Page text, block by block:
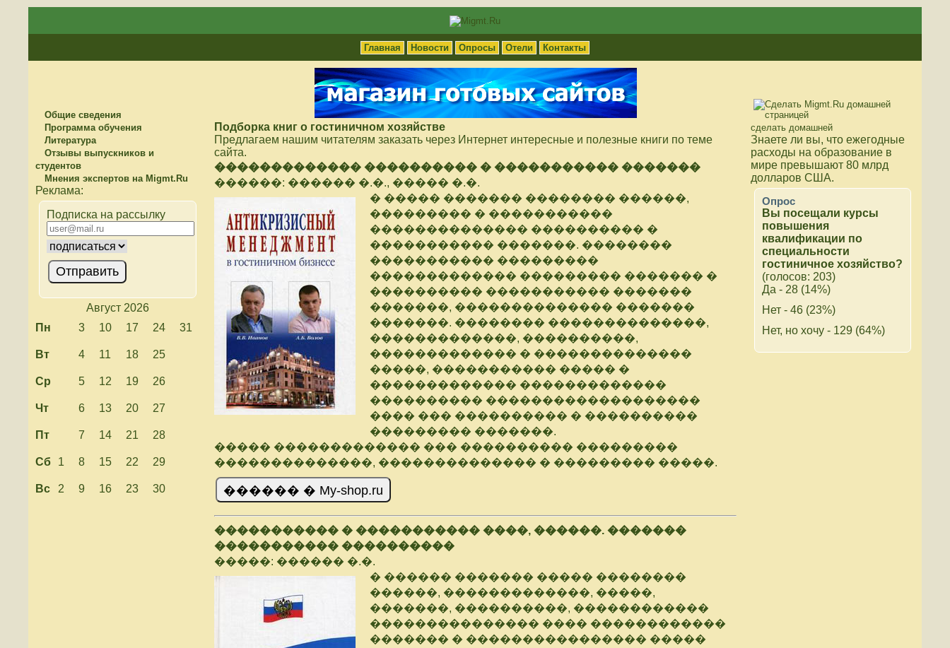
Главная Новости Опросы Отели Контакты
Общие сведения
Программа обучения
Литература
Отзывы выпускников и
студентов
Мнения экспертов на Migmt.Ru
Подписка на рассылку
Август 2026
Пн
3 10 17 24 31
Вт 4 11 18 25
Ср 5 12 19 26
Чт 6 13 20 27
Пт 7 14 21 28
Сб 1 8 15 22 29
Вс 2 9 16 23 30
Подборка книг о гостиничном хозяйстве
Предлагаем нашим читателям заказать через Интернет интересные и полезные книги по теме
сайта.
������������� ���������� � ����������� �������
������: ������ �.�., ����� �.�.
� ����� ������� �������� ������,
��������� � �����������
�������������� ���������� �
����������� �������. ��������
����������� ���������
������������� ��������� ������� �
���������� ����������� �������
�������, �������������� �������
�������. �������� ��������������,
�������������, ����������,
������������� � ��������������
�����, ����������� ����� �
������������� �������������
���������� �������������������
���� ��� ���������� � ����������
��������� �������.
����� ������������� ��� ���������� ���������
��������������, �������������� � ��������� �����.
����������� � ����������� ����, ������. �������
����������� ����������
�����: ������ �.�.
� ������ ������� ����� ��������
������, �������������, �����,
�������, ����������, ������������
��������������� ���� ������������
������� � ���������������� �����
сделать домашней
Знаете ли вы, что ежегодные
расходы на образование в
мире превышают 80 млрд
долларов США.
Опрос
Вы посещали курсы
повышения
квалификации по
специальности
гостиничное хозяйство?
(голосов: 203)
Да - 28 (14%)
Нет - 46 (23%)
Нет, но хочу - 129 (64%)